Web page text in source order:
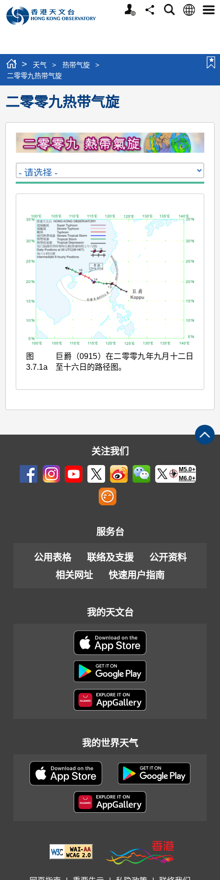
个
分
搜
语
选
> 天气 > 热带气旋
>
二零零九热带气旋
二零零九热带气旋
图
3.7.1a
巨爵（0915）在二零零九年九月十二日
至十六日的路径图。
关注我们
M5.0+
M6.0+
服务台
公用表格 联络及支援
公开资料
相关网址
快速用户指南
我的天文台
我的世界天气